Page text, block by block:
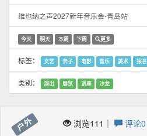
维也纳之声2027新年音乐会-青岛站
今天 明天 本周 下周 更多
标签： 文艺 亲子 电影 音乐 美术 报名
类别： 演出 展览 讲座 沙龙
户外 浏览111｜ 评论0